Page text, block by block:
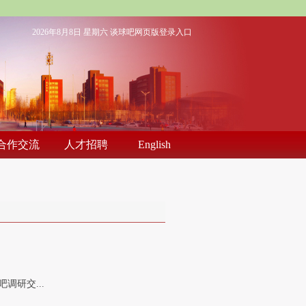
2026年8月8日 星期六 谈球吧网页版登录入口
作交流 人才招聘 English
调研交...